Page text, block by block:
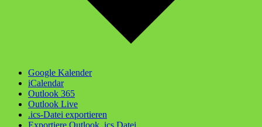
Google Kalender
iCalendar
Outlook 365
Outlook Live
.ics-Datei exportieren
Exportiere Outlook .ics Datei